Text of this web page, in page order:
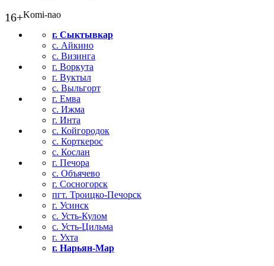
16+Komi-nao
г. Сыктывкар
с. Айкино
с. Визинга
г. Воркута
г. Вуктыл
с. Выльгорт
г. Емва
с. Ижма
г. Инта
с. Койгородок
с. Корткерос
с. Кослан
г. Печора
с. Объячево
г. Сосногорск
пгт. Троицко-Печорск
г. Усинск
с. Усть-Кулом
с. Усть-Цильма
г. Ухта
г. Нарьян-Мар